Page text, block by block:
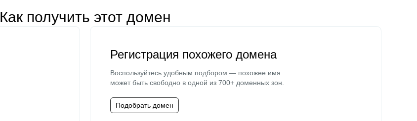
Как получить этот домен
Регистрация похожего домена
Воспользуйтесь удобным подбором — похожее имя
может быть свободно в одной из 700+ доменных зон.
Подобрать домен